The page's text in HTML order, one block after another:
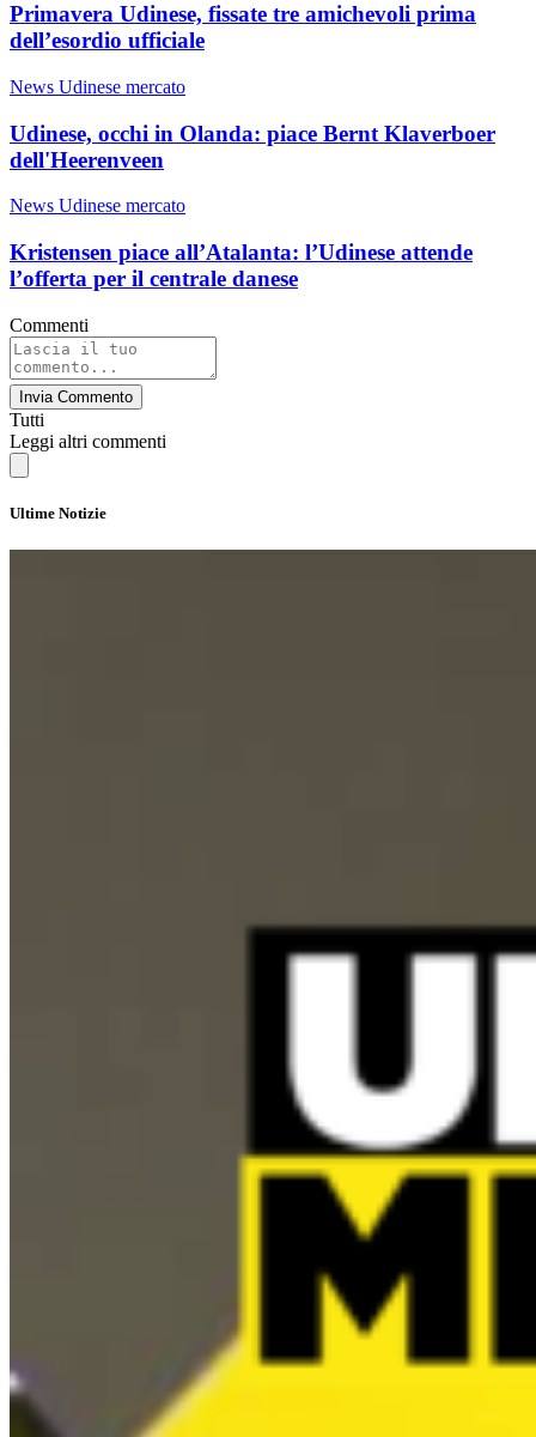
Primavera Udinese, fissate tre amichevoli prima
dell’esordio ufficiale
News Udinese mercato
Udinese, occhi in Olanda: piace Bernt Klaverboer
dell'Heerenveen
News Udinese mercato
Kristensen piace all’Atalanta: l’Udinese attende
l’offerta per il centrale danese
Commenti
Invia Commento
Tutti
Leggi altri commenti
Ultime Notizie